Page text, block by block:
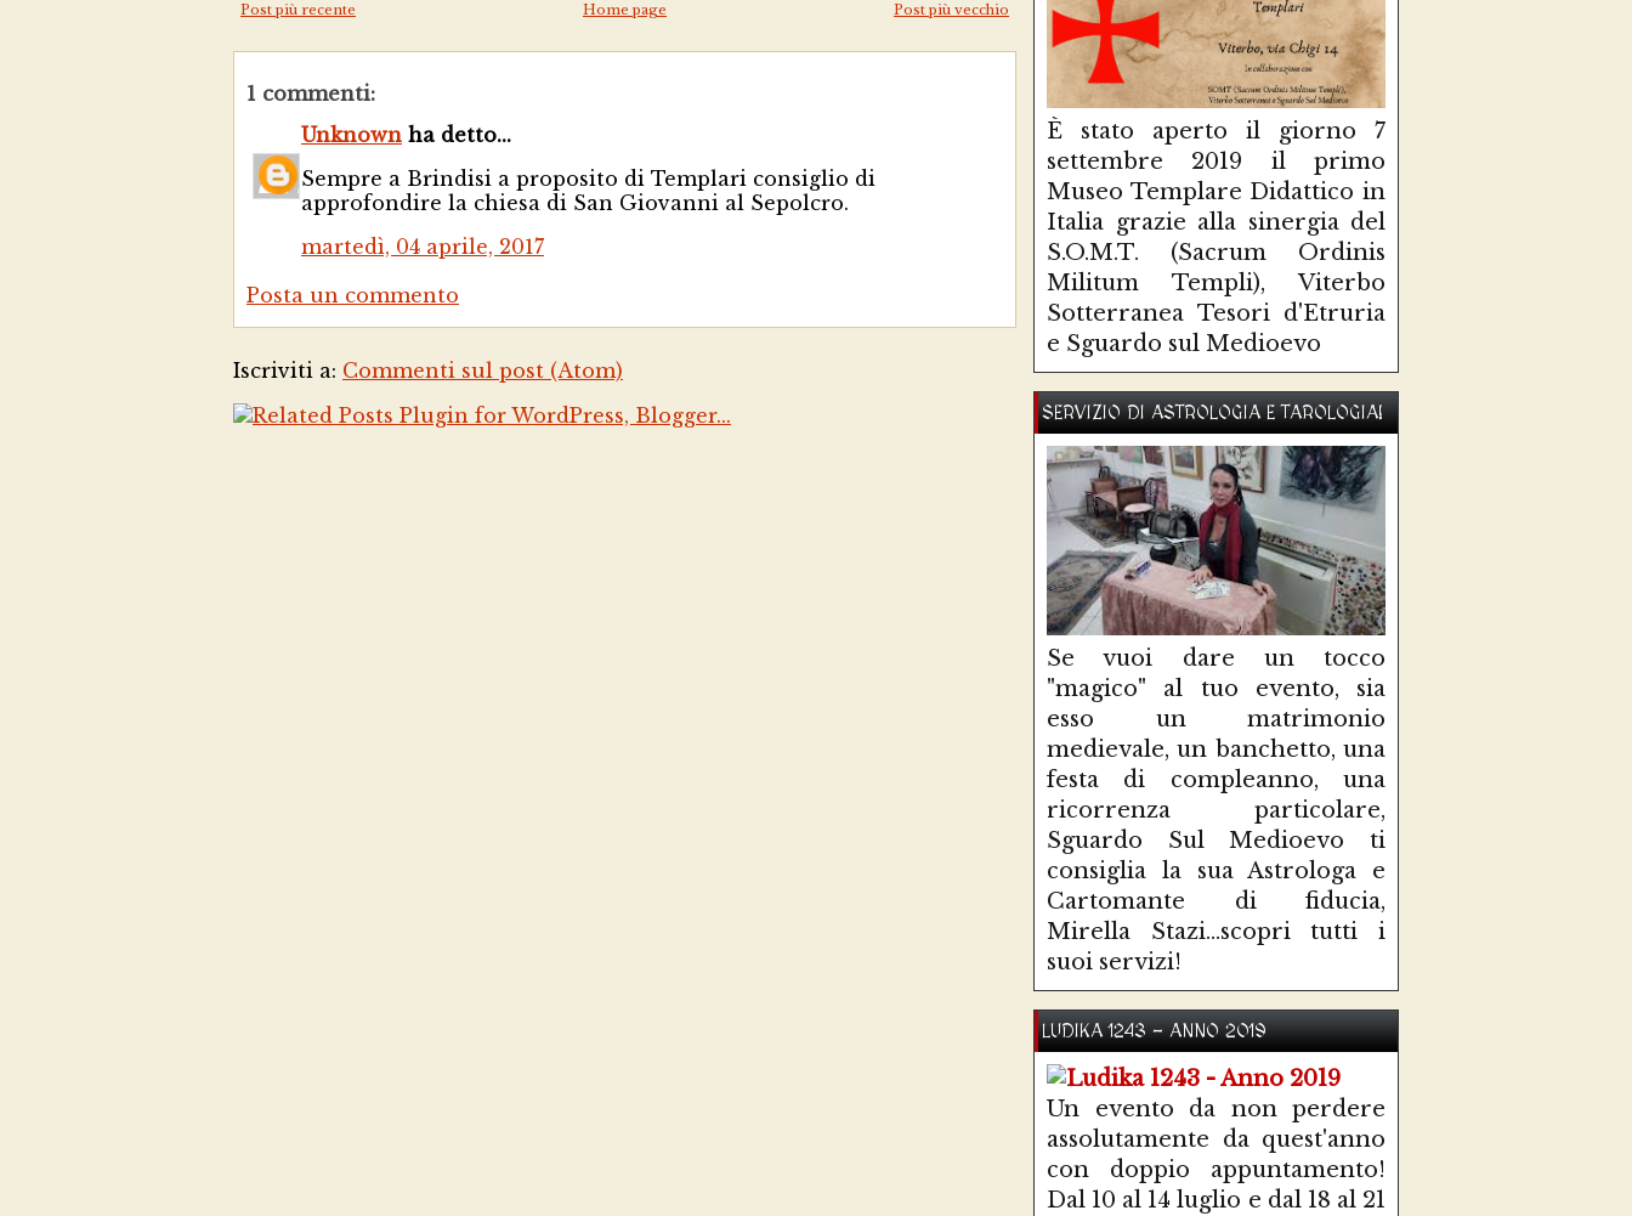
Post più recente Post più vecchio
Home page
1 commenti:
Unknown ha detto...
Sempre a Brindisi a proposito di Templari consiglio di
approfondire la chiesa di San Giovanni al Sepolcro.
martedì, 04 aprile, 2017
Posta un commento
Iscriviti a: Commenti sul post (Atom)
È stato aperto il giorno 7
settembre 2019 il primo
Museo Templare Didattico in
Italia grazie alla sinergia del
S.O.M.T. (Sacrum Ordinis
Militum Templi), Viterbo
Sotterranea Tesori d'Etruria
e Sguardo sul Medioevo
SERVIZIO DI ASTROLOGIA E TAROLOGIA!
Se vuoi dare un tocco
"magico" al tuo evento, sia
esso un matrimonio
medievale, un banchetto, una
festa di compleanno, una
ricorrenza particolare,
Sguardo Sul Medioevo ti
consiglia la sua Astrologa e
Cartomante di fiducia,
Mirella Stazi...scopri tutti i
suoi servizi!
LUDIKA 1243 - ANNO 2019
Un evento da non perdere
assolutamente da quest'anno
con doppio appuntamento!
Dal 10 al 14 luglio e dal 18 al 21